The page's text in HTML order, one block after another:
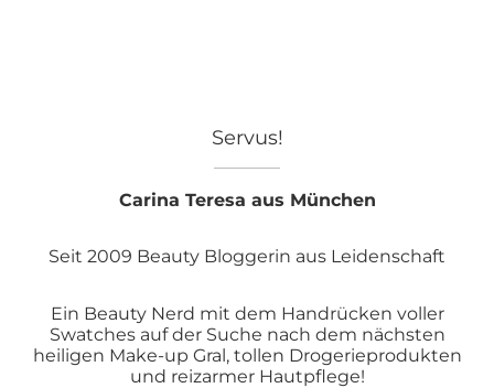
Servus!
Carina Teresa aus München
Seit 2009 Beauty Bloggerin aus Leidenschaft
Ein Beauty Nerd mit dem Handrücken voller
Swatches auf der Suche nach dem nächsten
heiligen Make-up Gral, tollen Drogerieprodukten
und reizarmer Hautpflege!